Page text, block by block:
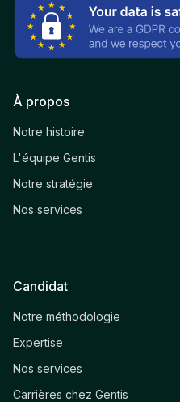
À propos
Notre histoire
L'équipe Gentis
Notre stratégie
Nos services
Candidat
Notre méthodologie
Expertise
Nos services
Carrières chez Gentis